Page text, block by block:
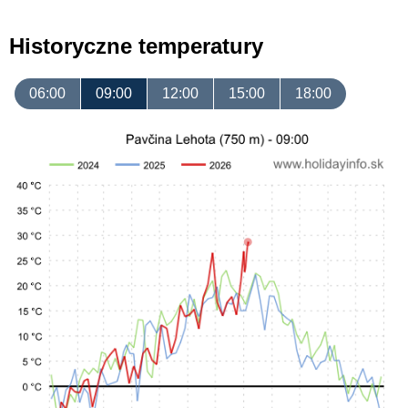
Historyczne temperatury
06:00 09:00 12:00 15:00 18:00